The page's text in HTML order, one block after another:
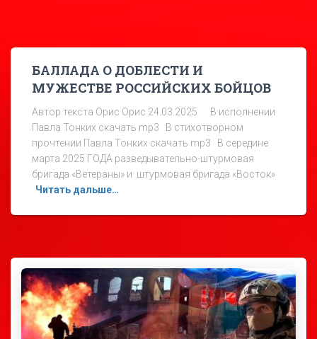
БАЛЛАДА О ДОБЛЕСТИ И
МУЖЕСТВЕ РОССИЙСКИХ БОЙЦОВ
Автор текста Орис Орис 24.03.2025 В исполнении
Павла Тонких скачать mp3 В стихотворном
прочтении Павла Тонких скачать mp3 В середине
марта 2025 ГОДА разведывательно-штурмовая
бригада «Ветераны» и штурмовая бригада «Восток»
Читать дальше…